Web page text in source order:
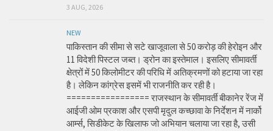
3 AUG, 2026
NEW
पाकिस्तान की सीमा से सटे खाजूवाला से 50 करोड़ की हेरोइन और
11 विदेशी पिस्टल जब्त। ड्रोन का इस्तेमाल। इसलिए सीमावर्ती
क्षेत्रों में 50 किलोमीटर की परिधि में अतिक्रमणों को हटाया जा रहा
है। लेकिन कांग्रेस इसमें भी राजनीति कर रही है।
================= राजस्थान के सीमावर्ती बीकानेर रेंज में
आईजी ओम प्रकाश और एसपी मृदुल कच्छावा के निर्देशन में नार्को
आर्म्स, सिडीकेट के खिलाफ जो अभियान चलाया जा रहा है, उसी